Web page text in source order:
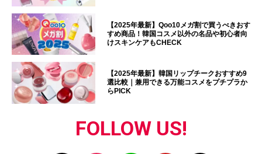
【2025年最新】Qoo10メガ割で買うべきおす
すめ商品！韓国コスメ以外の名品や初心者向
けスキンケアもCHECK
【2025年最新】韓国リップチークおすすめ9
選比較｜兼用できる万能コスメをプチプラか
らPICK
FOLLOW US!